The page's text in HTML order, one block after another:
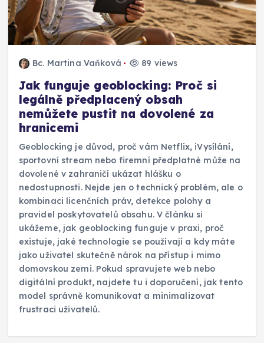
Bc. Martina Vaňková 89 views
Jak funguje geoblocking: Proč si
legálně předplacený obsah
nemůžete pustit na dovolené za
hranicemi
Geoblocking je důvod, proč vám Netflix, iVysílání,
sportovní stream nebo firemní předplatné může na
dovolené v zahraničí ukázat hlášku o
nedostupnosti. Nejde jen o technický problém, ale o
kombinaci licenčních práv, detekce polohy a
pravidel poskytovatelů obsahu. V článku si
ukážeme, jak geoblocking funguje v praxi, proč
existuje, jaké technologie se používají a kdy máte
jako uživatel skutečně nárok na přístup i mimo
domovskou zemi. Pokud spravujete web nebo
digitální produkt, najdete tu i doporučení, jak tento
model správně komunikovat a minimalizovat
frustraci uživatelů.